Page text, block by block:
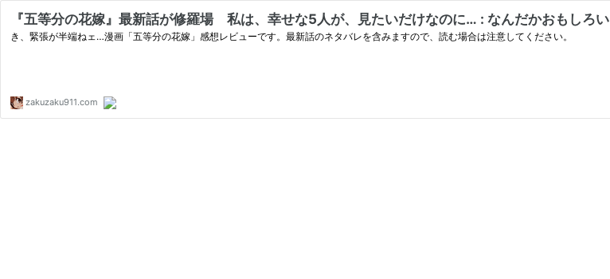
『五等分の花嫁』最新話が修羅場 私は、幸せな5人が、見たいだけなのに… : なんだかおもしろい
き、緊張が半端ねェ…漫画「五等分の花嫁」感想レビューです。最新話のネタバレを含みますので、読む場合は注意してください。
zakuzaku911.com